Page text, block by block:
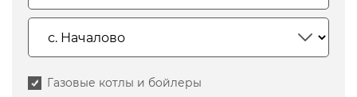
Газовые котлы и бойлеры